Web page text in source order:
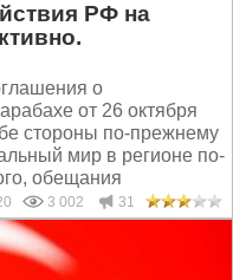
РФ на
о
от 26 октября
стороны по-прежнему
мир в регионе по-
обещания
3 002 31